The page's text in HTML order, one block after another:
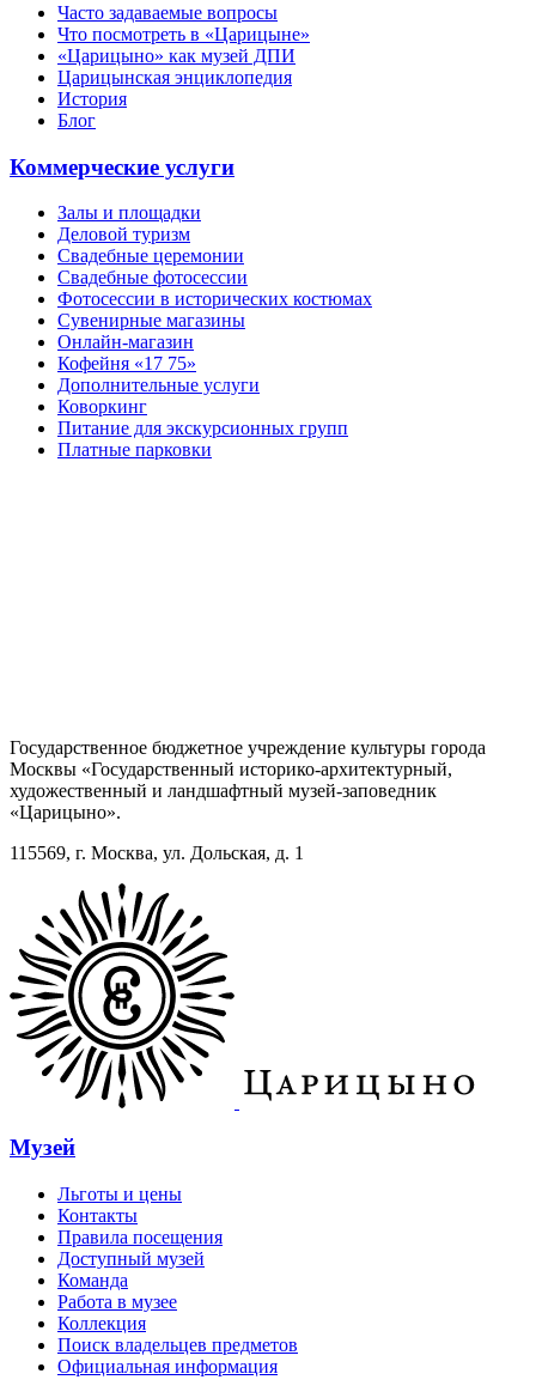
Часто задаваемые вопросы
Что посмотреть в «Царицыне»
«Царицыно» как музей ДПИ
Царицынская энциклопедия
История
Блог
Коммерческие услуги
Залы и площадки
Деловой туризм
Свадебные церемонии
Свадебные фотосессии
Фотосессии в исторических костюмах
Сувенирные магазины
Онлайн-магазин
Кофейня «17 75»
Дополнительные услуги
Коворкинг
Питание для экскурсионных групп
Платные парковки
Государственное бюджетное учреждение культуры города
Москвы «Государственный историко-архитектурный,
художественный и ландшафтный музей-заповедник
«Царицыно».
115569, г. Москва, ул. Дольская, д. 1
Музей
Льготы и цены
Контакты
Правила посещения
Доступный музей
Команда
Работа в музее
Коллекция
Поиск владельцев предметов
Официальная информация